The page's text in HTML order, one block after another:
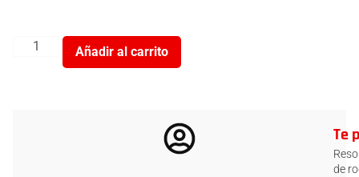
Añadir al carrito
Te
de